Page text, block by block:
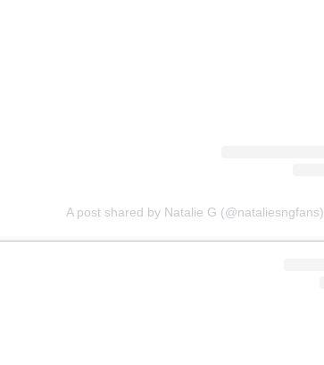
A post shared by Natalie G (@nataliesngfans)